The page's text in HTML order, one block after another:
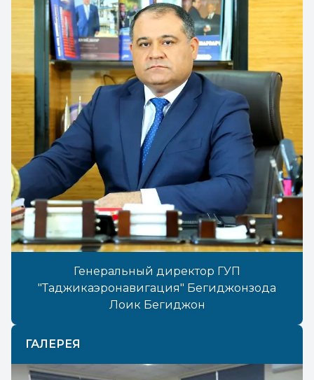
Генеральный директор ГУП
"Таджикаэронавигация" Бегиджонзода
Лоик Бегиджон
ГАЛЕРЕЯ